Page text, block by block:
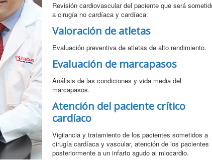
Revisión cardiovascular del paciente que será
a cirugía no cardíaca y cardíaca.
Valoración de atletas
Evaluación preventiva de atletas de alto rendimiento.
Evaluación de marcapasos
Análisis de las condiciones y vida media del
marcapasos.
Atención del paciente crítico
cardíaco
Vigilancia y tratamiento de los pacientes sometidos a
cirugía cardíaca y vascular, atención de los pacientes
posteriormente a un infarto agudo al miocardio.